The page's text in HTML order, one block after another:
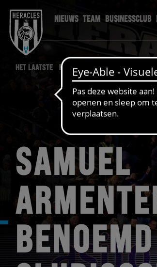
NIEUWS TEAM BUSINESSCLUB
HET LAATSTE HERACLES NIEUWS
SAMUEL